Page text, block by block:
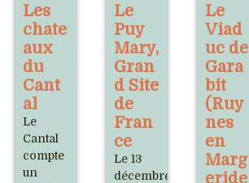
Les
châte
aux
du
Cant
al
Le
Cantal
compte
un
Le
Puy
Mary,
Gran
d Site
de
Fran
ce
Le 13
décembre
Le
Viad
uc de
Gara
bit
(Ruy
nes
en
Marg
eride